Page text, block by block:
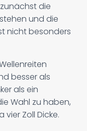
die
und die
nicht besonders
besser als
als ein
Wahl zu haben,
Zoll Dicke.